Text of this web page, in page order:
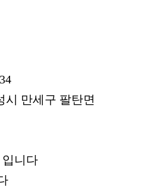
시 만세구 팔탄면
니다